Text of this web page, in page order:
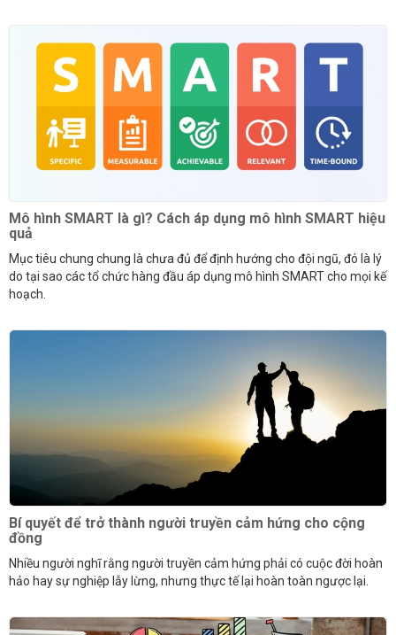
Mô hình SMART là gì? Cách áp dụng mô hình SMART hiệu
quả
Mục tiêu chung chung là chưa đủ để định hướng cho đội ngũ, đó là lý
do tại sao các tổ chức hàng đầu áp dụng mô hình SMART cho mọi kế
hoạch.
Bí quyết để trở thành người truyền cảm hứng cho cộng
đồng
Nhiều người nghĩ rằng người truyền cảm hứng phải có cuộc đời hoàn
hảo hay sự nghiệp lẫy lừng, nhưng thực tế lại hoàn toàn ngược lại.